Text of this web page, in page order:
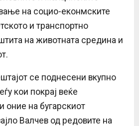
на социо-еконмските
и транспортно
на животната средина и
се поднесени вкупно
кои покрај веќе
оние на бугарскиот
Валчев од редовите на